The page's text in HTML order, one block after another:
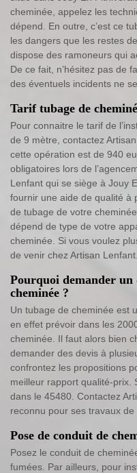
cheminée, appelez les
dépend. En outre, c’est ce
les dangers que les restes
dispose des ramoneurs qui
De ce fait, n’hésitez pas de
des éventuels incidents ne
Tarif tubage de
Pour connaitre le tarif de
de 9 mètre, contactez
cette opération est de 940
obligatoires lors de
Lenfant qui se siège à Jouy
fournir une aide de qualité à
de tubage de votre
dépend de type de votre
cheminée. Si vous voulez
de venir chez Artisan
Pourquoi demander un
cheminée ?
Un tubage de cheminée est
en effet prévoir dans les
cheminée. Il faut alors bien
demander des devis à
confrontez les propositions
meilleur rapport qualité-prix.
dans le 45480. Contactez
reconnu pour ses travaux de
Pose de conduit de
Posez le conduit de
fumées. Par ailleurs, pour